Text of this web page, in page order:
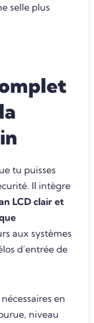
selle plus
tu puisses
Il intègre
LCD clair et
aux systèmes
d’entrée de
en
niveau